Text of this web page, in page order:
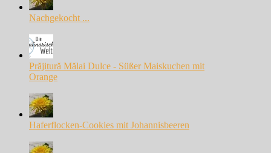
Nachgekocht ...
Prăjitură Mălai Dulce - Süßer Maiskuchen mit
Orange
Haferflocken-Cookies mit Johannisbeeren